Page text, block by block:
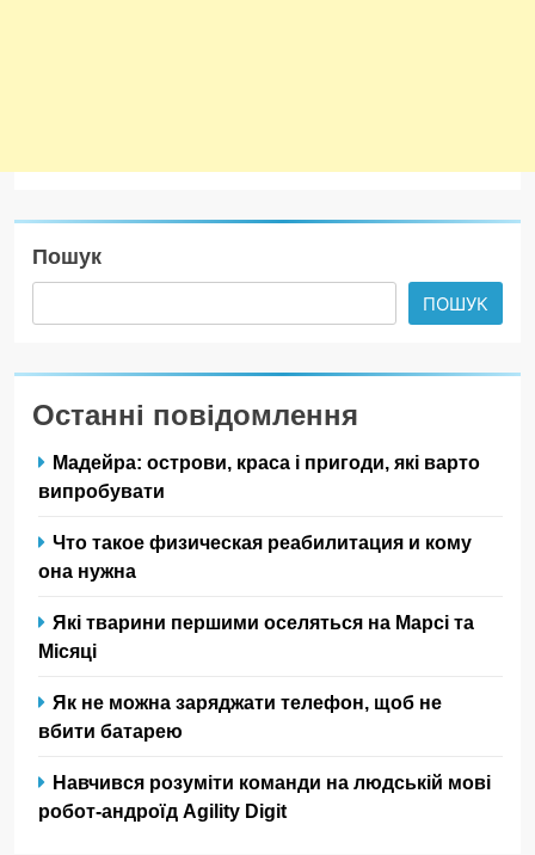
Пошук
ПОШУК
Останні повідомлення
Мадейра: острови, краса і пригоди, які варто
випробувати
Что такое физическая реабилитация и кому
она нужна
Які тварини першими оселяться на Марсі та
Місяці
Як не можна заряджати телефон, щоб не
вбити батарею
Навчився розуміти команди на людській мові
робот-андроїд Agility Digit